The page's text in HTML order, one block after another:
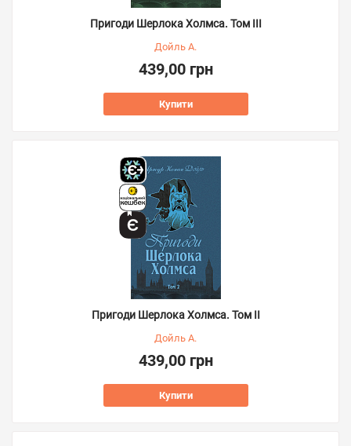
Пригоди Шерлока Холмса. Том ІІІ
Дойль А.
439,00 грн
Купити
Пригоди Шерлока Холмса. Том ІІ
Дойль А.
439,00 грн
Купити